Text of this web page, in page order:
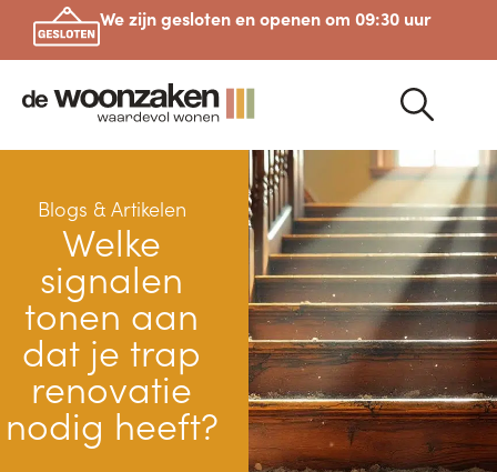
We zijn gesloten en openen om 09:30 uur
Blogs & Artikelen
Welke
signalen
tonen aan
dat je trap
renovatie
nodig heeft?